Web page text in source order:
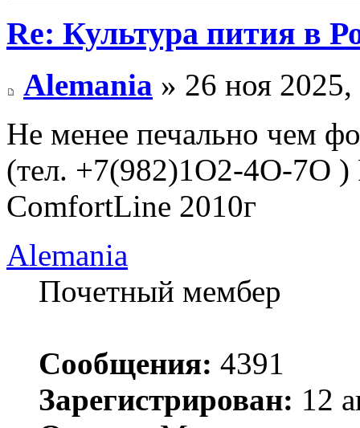
Re: Культура пития в
Alemania » 26 ноя
Не менее печально чем
(тел. +7(982)1O2-4O-7O
ComfortLine 2010г
Alemania
Почетный мембер
Сообщения: 4391
Зарегистрирован: 12